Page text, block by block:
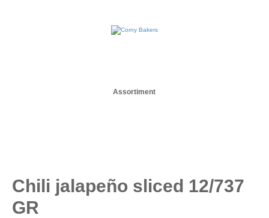
Assortiment
Chili jalapeño sliced 12/737
GR